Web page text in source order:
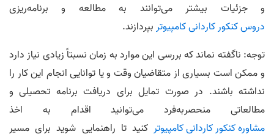
و جزئیات بیشتر می‌توانند به مطالعه و برنامه‌ریزی
دروس کنکور کاردانی کامپیوتربپردازند.
توجه: ناگفته نماند که بررسی این موارد به زمان نسبتاً زیادی نیاز دارد
و ممکن است بسیاری از متقاضیان وقت و یا توانایی انجام این کار را
نداشته باشند. در صورت تمایل برای دریافت برنامه تحصیلی و
مطالعاتی منحصربه‌فرد می‌توانید اقدام به اخذ
مشاوره کنکور کاردانی کامپیوتر کنید تا راهنمایی شوید برای مسیر